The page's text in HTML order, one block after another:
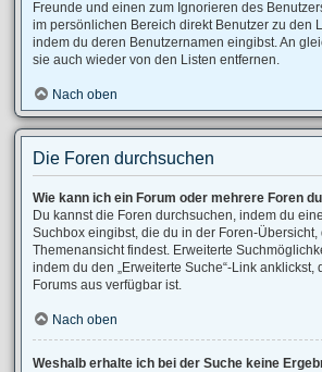
Freunde und einen zum Ignorieren des
im persönlichen Bereich direkt Benutzer zu den
indem du deren Benutzernamen eingibst. An
sie auch wieder von den Listen entfernen.
Nach oben
Die Foren durchsuchen
Wie kann ich ein Forum oder mehrere Foren
Du kannst die Foren durchsuchen, indem du
Suchbox eingibst, die du in der Foren-Übersicht,
Themenansicht findest. Erweiterte
indem du den „Erweiterte Suche“-Link anklickst,
Forums aus verfügbar ist.
Nach oben
Weshalb erhalte ich bei der Suche keine